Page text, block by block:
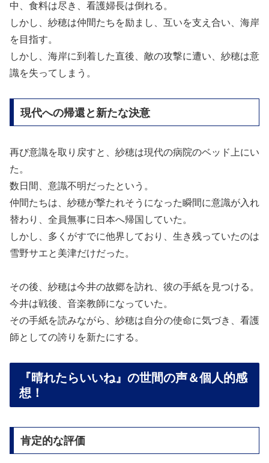
中、食料は尽き、看護婦長は倒れる。
しかし、紗穂は仲間たちを励まし、互いを支え合い、海岸
を目指す。
しかし、海岸に到着した直後、敵の攻撃に遭い、紗穂は意
識を失ってしまう。
現代への帰還と新たな決意
再び意識を取り戻すと、紗穂は現代の病院のベッド上にい
た。
数日間、意識不明だったという。
仲間たちは、紗穂が撃たれそうになった瞬間に意識が入れ
替わり、全員無事に日本へ帰国していた。
しかし、多くがすでに他界しており、生き残っていたのは
雪野サエと美津だけだった。
その後、紗穂は今井の故郷を訪れ、彼の手紙を見つける。
今井は戦後、音楽教師になっていた。
その手紙を読みながら、紗穂は自分の使命に気づき、看護
師としての誇りを新たにする。
『晴れたらいいね』の世間の声＆個人的感
想！
肯定的な評価